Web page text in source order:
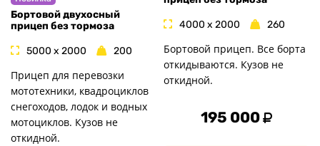
Бортовой двухосный
прицеп без тормоза
5000 x 2000 200
Прицеп для перевозки
мототехники, квадроциклов
снегоходов, лодок и водных
мотоциклов. Кузов не
откидной.
4000 x 2000 260
Бортовой прицеп. Все борта
откидываются. Кузов не
откидной.
195 000